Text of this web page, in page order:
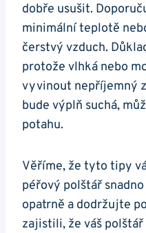
dobře usušit.
minimální teplotě
čerstvý vzduch.
protože vlhká nebo
vyvinout nepříjemný
bude výplň suchá,
potahu.
Věříme, že tyto tipy
péřový polštář
opatrně a dodržujte
zajistili, že váš